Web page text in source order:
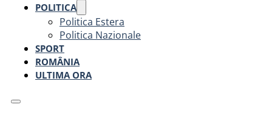
POLITICA
Politica Estera
Politica Nazionale
SPORT
ROMÂNIA
ULTIMA ORA